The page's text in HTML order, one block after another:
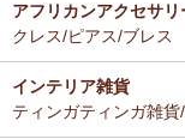
アフリカンアクセサリ
クレス/ピアス/ブレス
インテリア雑貨
ティンガティンガ雑